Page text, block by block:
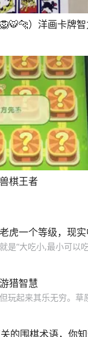
）洋画卡牌
棋王者
虎一个等级，现
是“大吃小,最小可以
猎智慧
玩起来其乐无穷。
的围棋术语，你知